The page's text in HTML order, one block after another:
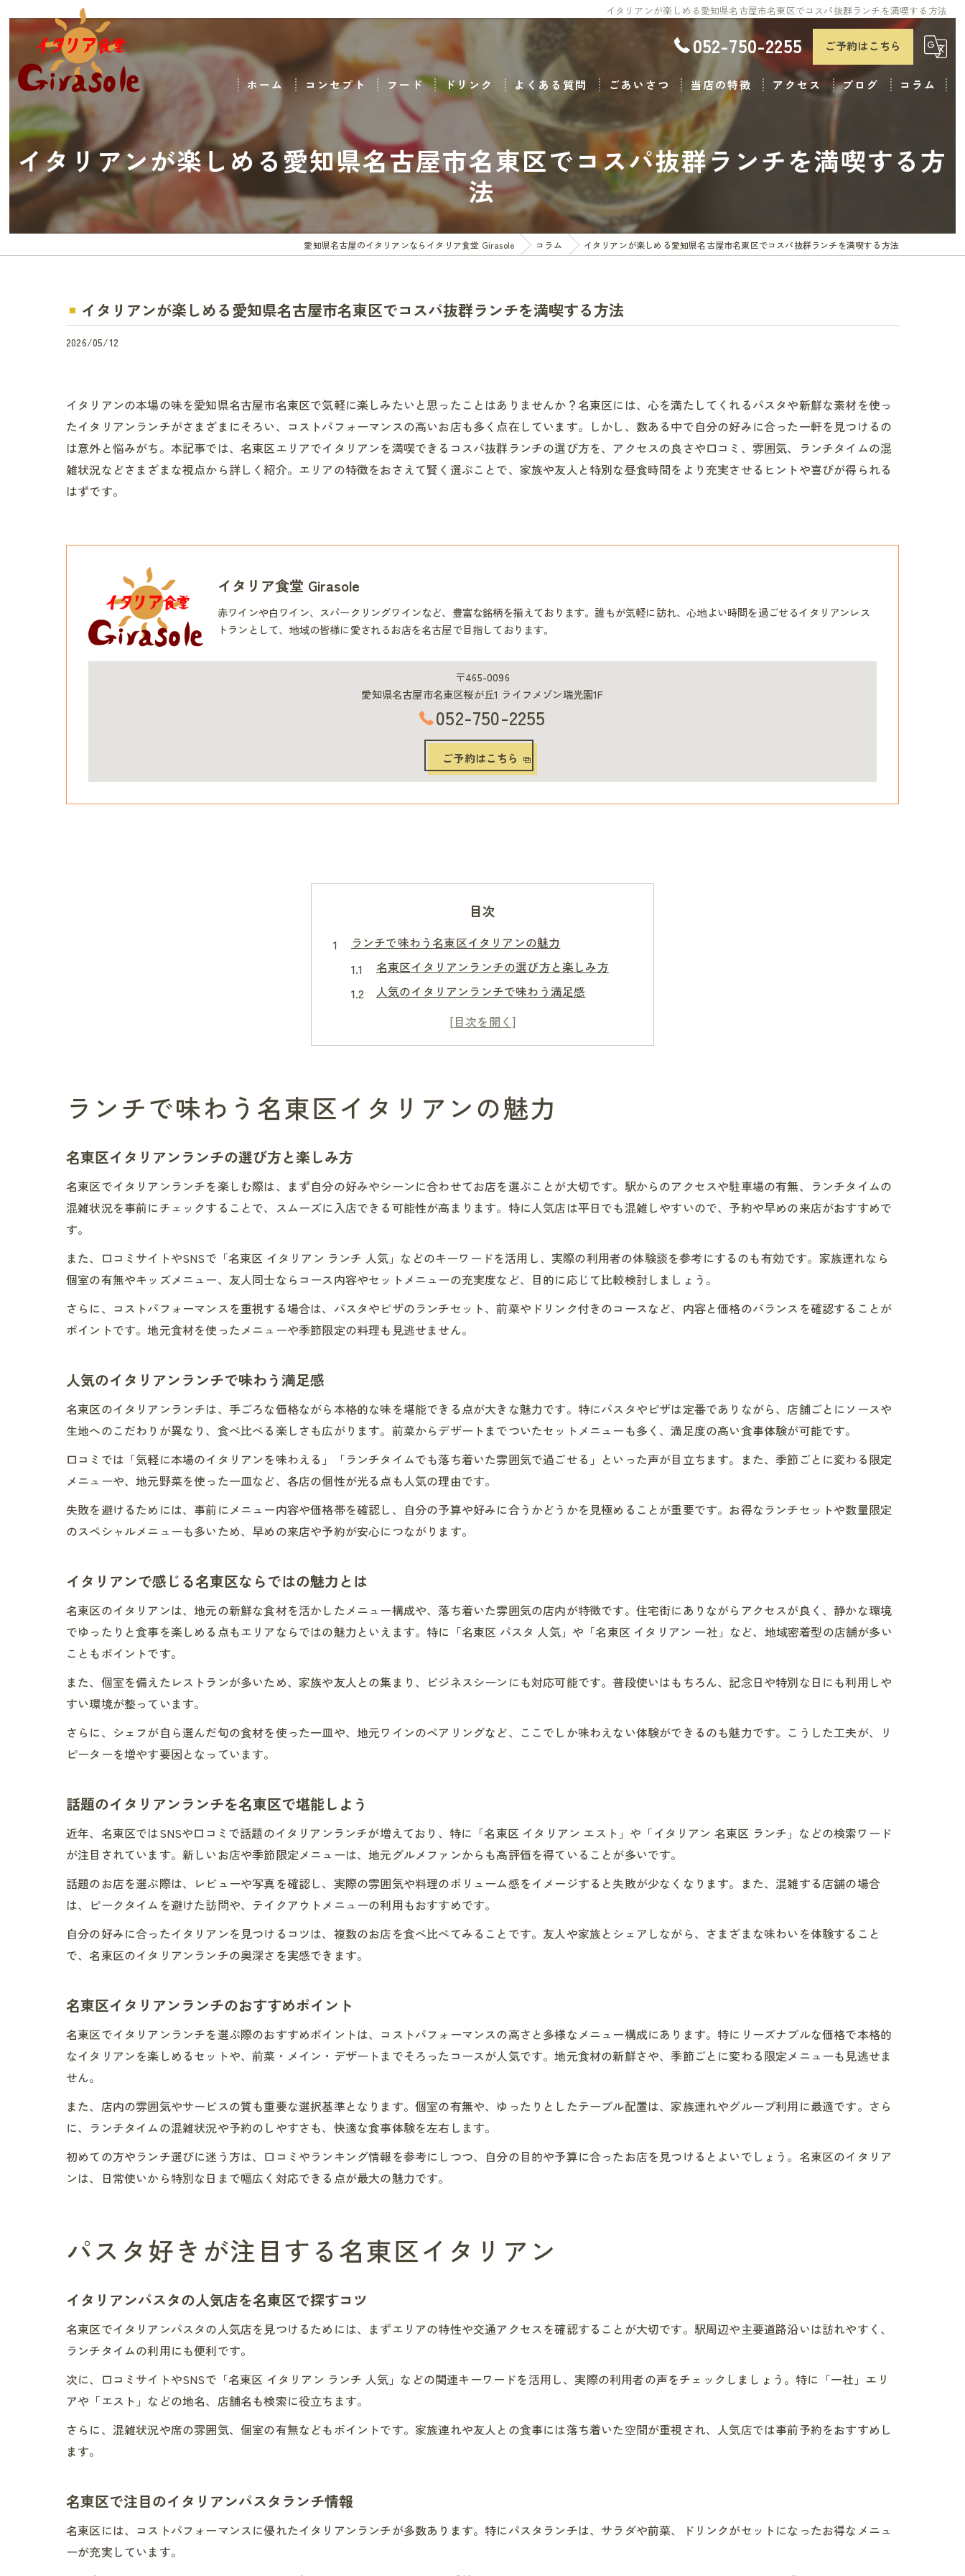
イタリアンが楽しめる愛知県名古屋市名東区でコスパ抜群ランチを満喫する方法
052-750-2255 ご予約はこちら
ホーム コンセプト フード ドリンク よくある質問 ごあいさつ 当店の特徴
ランチ
ディナー
パスタ
アクセス ブログ コラム
イタリアンが楽しめる愛知県名古屋市名東区でコスパ抜群ランチを満喫する方
法
愛知県名古屋のイタリアンならイタリア食堂 Girasole コラム イタリアンが楽しめる愛知県名古屋市名東区でコスパ抜群ランチを満喫する方法
イタリアンが楽しめる愛知県名古屋市名東区でコスパ抜群ランチを満喫する方法
2026/05/12
イタリアンの本場の味を愛知県名古屋市名東区で気軽に楽しみたいと思ったことはありませんか？名東区には、心を満たしてくれるパスタや新鮮な素材を使っ
たイタリアンランチがさまざまにそろい、コストパフォーマンスの高いお店も多く点在しています。しかし、数ある中で自分の好みに合った一軒を見つけるの
は意外と悩みがち。本記事では、名東区エリアでイタリアンを満喫できるコスパ抜群ランチの選び方を、アクセスの良さや口コミ、雰囲気、ランチタイムの混
雑状況などさまざまな視点から詳しく紹介。エリアの特徴をおさえて賢く選ぶことで、家族や友人と特別な昼食時間をより充実させるヒントや喜びが得られる
はずです。
イタリア食堂 Girasole
赤ワインや白ワイン、スパークリングワインなど、豊富な銘柄を揃えております。誰もが気軽に訪れ、心地よい時間を過ごせるイタリアンレス
トランとして、地域の皆様に愛されるお店を名古屋で目指しております。
〒465-0096
愛知県名古屋市名東区桜が丘1 ライフメゾン瑞光園1F
052-750-2255
ご予約はこちら
目次
ランチで味わう名東区イタリアンの魅力
名東区イタリアンランチの選び方と楽しみ方
人気のイタリアンランチで味わう満足感
イタリアンで感じる名東区ならではの魅力とは
イタリアンパスタの人気店を名東区で探すコツ
イタリアンで味わう名東区の絶品パスタ体験
名東区パスタランチで楽しむ本格イタリアン
名東区でイタリアンを選ぶべき理由と魅力
穴場イタリアンランチでゆったり過ごす方法
イタリアン好きが通う名東区の隠れた名店
名東区で見つけるイタリアンの新しい楽しみ方
満足度重視のイタリアンランチ選び名東区編
口コミで人気の名東区イタリアンを徹底調査
イタリアンランチで感じる名東区の満足ポイント
名東区で評判のイタリアンを見極めるコツ
イタリアン好きも納得の名東区ランチ体験
家族や友人と楽しむ名東区のイタリアン
個室ありイタリアンで名東区ランチを満喫
名東区イタリアンで過ごす特別なランチ時間
名東区イタリアン選びのポイント徹底解説
イタリアン選びで重視すべき名東区の特徴
ランチで味わう名東区イタリアンの魅力
名東区イタリアンランチの選び方と楽しみ方
名東区でイタリアンランチを楽しむ際は、まず自分の好みやシーンに合わせてお店を選ぶことが大切です。駅からのアクセスや駐車場の有無、ランチタイムの
混雑状況を事前にチェックすることで、スムーズに入店できる可能性が高まります。特に人気店は平日でも混雑しやすいので、予約や早めの来店がおすすめで
す。
また、口コミサイトやSNSで「名東区 イタリアン ランチ 人気」などのキーワードを活用し、実際の利用者の体験談を参考にするのも有効です。家族連れなら
個室の有無やキッズメニュー、友人同士ならコース内容やセットメニューの充実度など、目的に応じて比較検討しましょう。
さらに、コストパフォーマンスを重視する場合は、パスタやピザのランチセット、前菜やドリンク付きのコースなど、内容と価格のバランスを確認することが
ポイントです。地元食材を使ったメニューや季節限定の料理も見逃せません。
人気のイタリアンランチで味わう満足感
名東区のイタリアンランチは、手ごろな価格ながら本格的な味を堪能できる点が大きな魅力です。特にパスタやピザは定番でありながら、店舗ごとにソースや
生地へのこだわりが異なり、食べ比べる楽しさも広がります。前菜からデザートまでついたセットメニューも多く、満足度の高い食事体験が可能です。
口コミでは「気軽に本場のイタリアンを味わえる」「ランチタイムでも落ち着いた雰囲気で過ごせる」といった声が目立ちます。また、季節ごとに変わる限定
メニューや、地元野菜を使った一皿など、各店の個性が光る点も人気の理由です。
失敗を避けるためには、事前にメニュー内容や価格帯を確認し、自分の予算や好みに合うかどうかを見極めることが重要です。お得なランチセットや数量限定
のスペシャルメニューも多いため、早めの来店や予約が安心につながります。
イタリアンで感じる名東区ならではの魅力とは
名東区のイタリアンは、地元の新鮮な食材を活かしたメニュー構成や、落ち着いた雰囲気の店内が特徴です。住宅街にありながらアクセスが良く、静かな環境
でゆったりと食事を楽しめる点もエリアならではの魅力といえます。特に「名東区 パスタ 人気」や「名東区 イタリアン 一社」など、地域密着型の店舗が多い
こともポイントです。
また、個室を備えたレストランが多いため、家族や友人との集まり、ビジネスシーンにも対応可能です。普段使いはもちろん、記念日や特別な日にも利用しや
すい環境が整っています。
さらに、シェフが自ら選んだ旬の食材を使った一皿や、地元ワインのペアリングなど、ここでしか味わえない体験ができるのも魅力です。こうした工夫が、リ
ピーターを増やす要因となっています。
話題のイタリアンランチを名東区で堪能しよう
近年、名東区ではSNSや口コミで話題のイタリアンランチが増えており、特に「名東区 イタリアン エスト」や「イタリアン 名東区 ランチ」などの検索ワード
が注目されています。新しいお店や季節限定メニューは、地元グルメファンからも高評価を得ていることが多いです。
話題のお店を選ぶ際は、レビューや写真を確認し、実際の雰囲気や料理のボリューム感をイメージすると失敗が少なくなります。また、混雑する店舗の場合
は、ピークタイムを避けた訪問や、テイクアウトメニューの利用もおすすめです。
自分の好みに合ったイタリアンを見つけるコツは、複数のお店を食べ比べてみることです。友人や家族とシェアしながら、さまざまな味わいを体験すること
で、名東区のイタリアンランチの奥深さを実感できます。
名東区イタリアンランチのおすすめポイント
名東区でイタリアンランチを選ぶ際のおすすめポイントは、コストパフォーマンスの高さと多様なメニュー構成にあります。特にリーズナブルな価格で本格的
なイタリアンを楽しめるセットや、前菜・メイン・デザートまでそろったコースが人気です。地元食材の新鮮さや、季節ごとに変わる限定メニューも見逃せま
せん。
また、店内の雰囲気やサービスの質も重要な選択基準となります。個室の有無や、ゆったりとしたテーブル配置は、家族連れやグループ利用に最適です。さら
に、ランチタイムの混雑状況や予約のしやすさも、快適な食事体験を左右します。
初めての方やランチ選びに迷う方は、口コミやランキング情報を参考にしつつ、自分の目的や予算に合ったお店を見つけるとよいでしょう。名東区のイタリア
ンは、日常使いから特別な日まで幅広く対応できる点が最大の魅力です。
パスタ好きが注目する名東区イタリアン
イタリアンパスタの人気店を名東区で探すコツ
名東区でイタリアンパスタの人気店を見つけるためには、まずエリアの特性や交通アクセスを確認することが大切です。駅周辺や主要道路沿いは訪れやすく、
ランチタイムの利用にも便利です。
次に、口コミサイトやSNSで「名東区 イタリアン ランチ 人気」などの関連キーワードを活用し、実際の利用者の声をチェックしましょう。特に「一社」エリ
アや「エスト」などの地名、店舗名も検索に役立ちます。
さらに、混雑状況や席の雰囲気、個室の有無などもポイントです。家族連れや友人との食事には落ち着いた空間が重視され、人気店では事前予約をおすすめし
ます。
名東区で注目のイタリアンパスタランチ情報
名東区には、コストパフォーマンスに優れたイタリアンランチが多数あります。特にパスタランチは、サラダや前菜、ドリンクがセットになったお得なメニュ
ーが充実しています。